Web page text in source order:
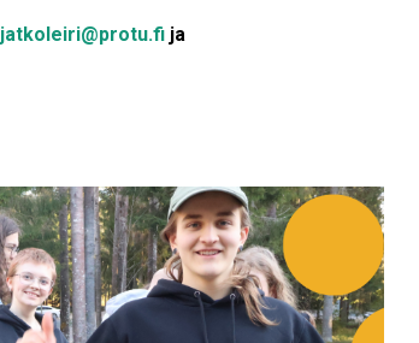
jatkoleiri@protu.fi ja